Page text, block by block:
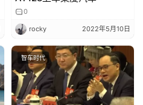
0
rocky 2022年5月10日
智车时代